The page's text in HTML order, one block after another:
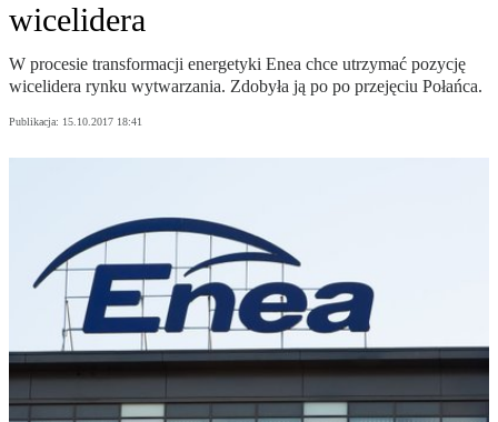
wicelidera
W procesie transformacji energetyki Enea chce utrzymać pozycję
wicelidera rynku wytwarzania. Zdobyła ją po po przejęciu Połańca.
Publikacja: 15.10.2017 18:41